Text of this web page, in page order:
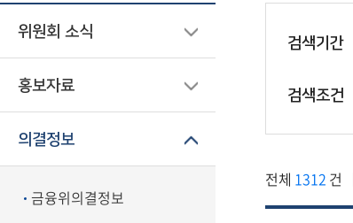
위원회 소식
홍보자료
의결정보
금융위의결정보
검색기간
검색조건
전체 1312 건